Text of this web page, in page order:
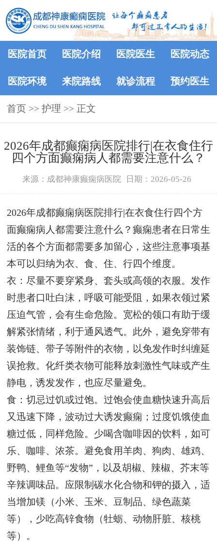
医院首页 医院介绍 医院医生 医院动态
医院环境 来院路线 就诊流程 预约医生
首页 >> 护理 >> 正文
2026年成都癫痫病医院排行|在衣食住行
四个方面癫痫病人都需要注意什么？
来源：成都神康癫痫病医院 日期：2026-05-26
2026年成都癫痫病医院排行|在衣食住行四个方
面癫痫病人都需要注意什么？癫痫患者在日常生
活的各个方面都需要多加留心，这些注意事项基
本可以归纳为衣、食、住、行四个维度。
衣：尽量不要穿紧身、套头或高领的衣服。发作
时患者口吐白沫，呼吸可能受阻，如果衣领过紧
压迫气管，会有生命危险。宽松的领口有助于缓
解紧张情绪，利于通风透气。此外，避免穿带有
装饰链、带子等附件的衣物，以免发作时纠缠延
误抢救。化纤类衣物可能释放刺激性气味或产生
静电，诱发发作，也应尽量避免。
食：切忌过饥或过饱。过饱会使血糖快速升高后
又迅速下降，波动过大诱发癫痫；过度饥饿使血
糖过低，同样危险。少喝含咖啡因的饮料，如可
乐、咖啡、浓茶。避免食用羊肉、狗肉、雄鸡、
野鸭、鲤鱼等“发物”，以及胡椒、辣椒、芥末等
辛辣调味品。应限制碳水化合物和钾的摄入，适
当增加镁（小米、玉米、豆制品、绿色蔬菜
等），少吃高锌食物（牡蛎、动物肝脏、核桃
等）。